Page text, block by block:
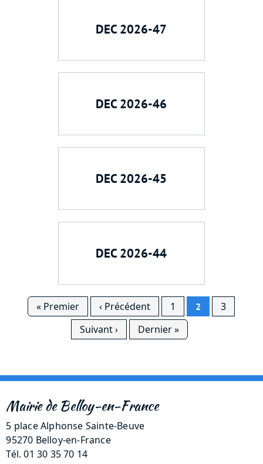
DEC 2026-47
DEC 2026-46
DEC 2026-45
DEC 2026-44
Pagination
« PremierPremière page
‹ PrécédentPage précédente
1 2
3
Suivant ›Page suivante
Dernier »Dernière page
Mairie de Belloy-en-France
5 place Alphonse Sainte-Beuve
95270 Belloy-en-France
Tél. 01 30 35 70 14